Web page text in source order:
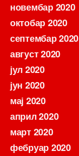
новембар 2020
октобар 2020
септембар 2020
август 2020
јул 2020
јун 2020
мај 2020
април 2020
март 2020
фебруар 2020